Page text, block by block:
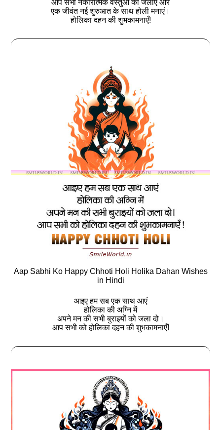
आप सभी नकारात्मक वस्तुओं को जलाएं और
एक जीवंत नई शुरुआत के साथ होली मनाएं।
होलिका दहन की शुभकामनाएँ!
Aap Sabhi Ko Happy Chhoti Holi Holika Dahan Wishes
in Hindi
आइए हम सब एक साथ आएं
होलिका की अग्नि में
अपने मन की सभी बुराइयों को जला दो।
आप सभी को होलिका दहन की शुभकामनाएँ!